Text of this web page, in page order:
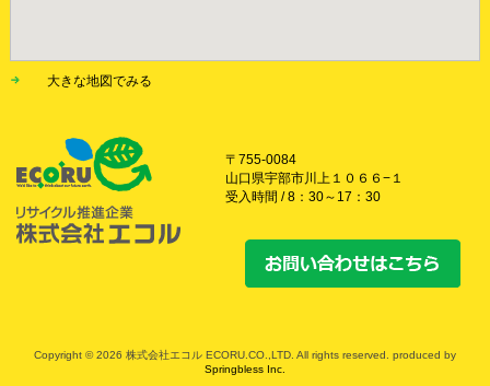
大きな地図でみる
〒755-0084
山口県宇部市川上１０６６−１
受入時間 / 8：30～17：30
Copyright © 2026 株式会社エコル ECORU.CO.,LTD. All rights reserved. produced by
Springbless Inc.